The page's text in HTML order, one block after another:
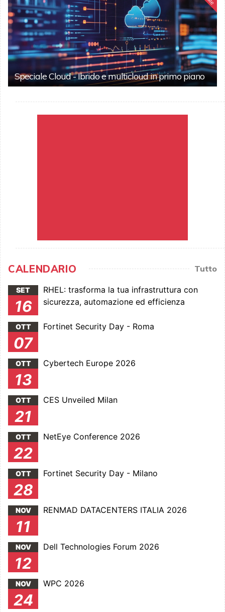
Speciale Cloud - Ibrido e multicloud in primo piano
CALENDARIO Tutto
SET
16
RHEL: trasforma la tua infrastruttura con
sicurezza, automazione ed efficienza
OTT
07
Fortinet Security Day - Roma
OTT
13
Cybertech Europe 2026
OTT
21
CES Unveiled Milan
OTT
22
NetEye Conference 2026
OTT
28
Fortinet Security Day - Milano
NOV
11
RENMAD DATACENTERS ITALIA 2026
NOV
12
Dell Technologies Forum 2026
NOV
24
WPC 2026